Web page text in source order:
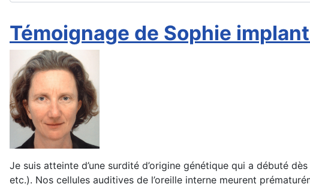
Témoignage de Sophie
Je suis atteinte d’une surdité d’origine génétique qui a débuté
etc.). Nos cellules auditives de l’oreille interne meurent